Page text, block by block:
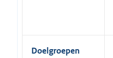
Doelgroepen